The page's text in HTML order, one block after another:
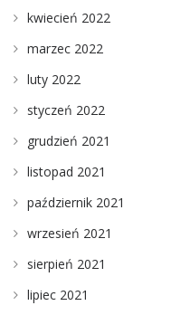
kwiecień 2022
marzec 2022
luty 2022
styczeń 2022
grudzień 2021
listopad 2021
październik 2021
wrzesień 2021
sierpień 2021
lipiec 2021